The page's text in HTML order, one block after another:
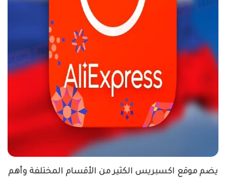
يضم موقع اكسبريس الكثير من الأقسام المختلفة وأهم